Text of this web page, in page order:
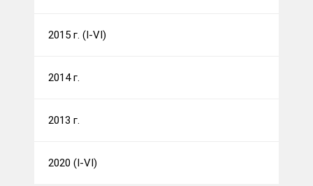
2015 г. (I-VI)
2014 г.
2013 г.
2020 (I-VI)